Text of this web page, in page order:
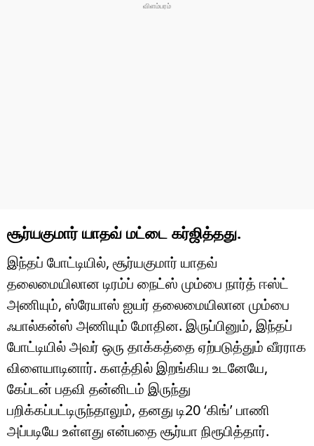
சூர்யகுமார் யாதவ் மட்டை கர்ஜித்தது.
இந்தப் போட்டியில், சூர்யகுமார் யாதவ்
தலைமையிலான டிரம்ப் நைட்ஸ் மும்பை நார்த் ஈஸ்ட்
அணியும், ஸ்ரேயாஸ் ஐயர் தலைமையிலான மும்பை
ஃபால்கன்ஸ் அணியும் மோதின. இருப்பினும், இந்தப்
போட்டியில் அவர் ஒரு தாக்கத்தை ஏற்படுத்தும் வீரராக
விளையாடினார். களத்தில் இறங்கிய உடனேயே,
கேப்டன் பதவி தன்னிடம் இருந்து
பறிக்கப்பட்டிருந்தாலும், தனது டி20 ‘கிங்’ பாணி
அப்படியே உள்ளது என்பதை சூர்யா நிரூபித்தார்.